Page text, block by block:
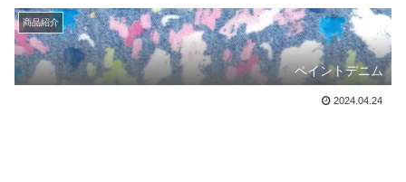
商品紹介
ペイントデニム
2024.04.24